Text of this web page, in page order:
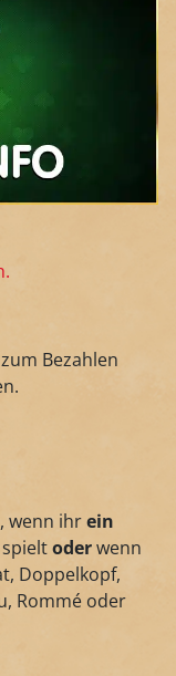
Bezahlen
wenn ihrein
spieltoderwenn
Doppelkopf,
Rommé oder